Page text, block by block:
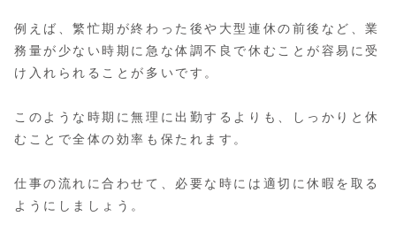
例えば、繁忙期が終わった後や大型連休の前後など、業
務量が少ない時期に急な体調不良で休むことが容易に受
け入れられることが多いです。
このような時期に無理に出勤するよりも、しっかりと休
むことで全体の効率も保たれます。
仕事の流れに合わせて、必要な時には適切に休暇を取る
ようにしましょう。